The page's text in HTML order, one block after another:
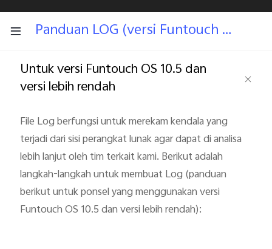
Indonesia | Pilih negara/wilayah
Panduan LOG (versi Funtouch OS 10.5 dan versi lebih rendah)
Untuk versi Funtouch OS 10.5 dan
versi lebih rendah
File Log berfungsi untuk merekam kendala yang
terjadi dari sisi perangkat lunak agar dapat di analisa
lebih lanjut oleh tim terkait kami. Berikut adalah
langkah-langkah untuk membuat Log (panduan
berikut untuk ponsel yang menggunakan versi
Funtouch OS 10.5 dan versi lebih rendah):